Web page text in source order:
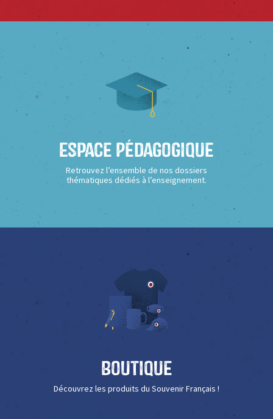
Espace Pédagogique
Retrouvez l’ensemble de nos dossiers
thématiques dédiés à l’enseignement.
Boutique
Découvrez les produits du Souvenir Français !